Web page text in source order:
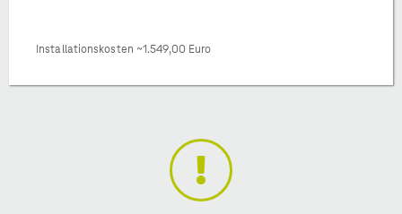
Installationskosten ~1.549,00 Euro